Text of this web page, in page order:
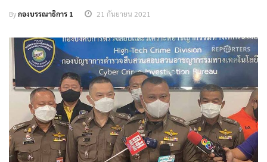
Byกองบรรณาธิการ 1 21 กันยายน 2021